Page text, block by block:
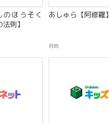
ほうそく
則】
あしゅら【阿修羅】
辞典